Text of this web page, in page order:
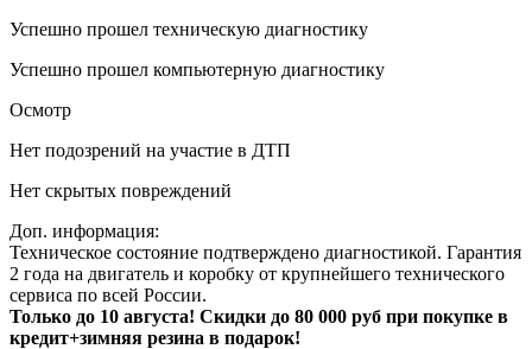
Успешно прошел техническую диагностику
Успешно прошел компьютерную диагностику
Осмотр
Нет подозрений на участие в ДТП
Нет скрытых повреждений
Доп. информация:
Техническое состояние подтверждено диагностикой. Гарантия
2 года на двигатель и коробку от крупнейшего технического
сервиса по всей России.
Только до 10 августа! Скидки до 80 000 руб при покупке в
кредит+зимняя резина в подарок!